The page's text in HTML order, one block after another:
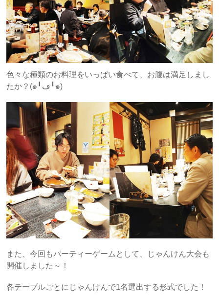
色々な種類のお料理をいっぱい食べて、お腹は満足しまし
たか？(๑╹ڡ╹๑)
また、今回もパーティーゲームとして、じゃんけん大会も
開催しました～！
各テーブルごとにじゃんけんで1名選出する形式でした！